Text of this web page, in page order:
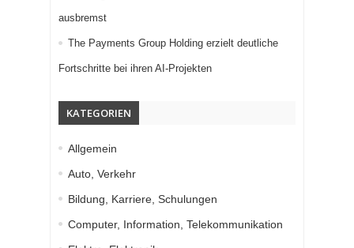
ausbremst
The Payments Group Holding erzielt deutliche
Fortschritte bei ihren AI-Projekten
KATEGORIEN
Allgemein
Auto, Verkehr
Bildung, Karriere, Schulungen
Computer, Information, Telekommunikation